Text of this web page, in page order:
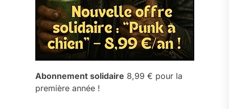
Abonnement solidaire 8,99 € pour la
première année !